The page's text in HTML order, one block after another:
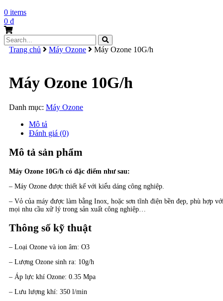
0 items
0 ₫
Search
for:Trang chủ Máy Ozone Máy Ozone 10G/h
Máy Ozone 10G/h
Danh mục: Máy Ozone
Mô tả
Đánh giá (0)
Mô tả sản phẩm
Máy Ozone 10G/h có đặc điểm như sau:
– Máy Ozone được thiết kế với kiểu dáng công nghiệp.
– Vỏ của máy được làm bằng Inox, hoặc sơn tĩnh điện bền đẹp, phù hợp
mọi nhu cầu xử lý trong sản xuất công nghiệp…
Thông số kỹ thuật
– Loại Ozone và ion âm: O3
– Lượng Ozone sinh ra: 10g/h
– Áp lực khí Ozone: 0.35 Mpa
– Lưu lượng khí: 350 l/min